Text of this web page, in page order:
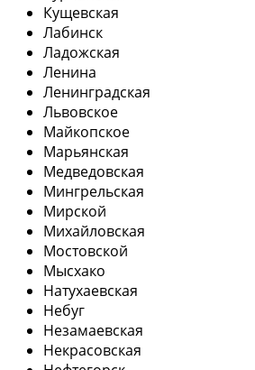
Кущевская
Лабинск
Ладожская
Ленина
Ленинградская
Львовское
Майкопское
Марьянская
Медведовская
Мингрельская
Мирской
Михайловская
Мостовской
Мысхако
Натухаевская
Небуг
Незамаевская
Некрасовская